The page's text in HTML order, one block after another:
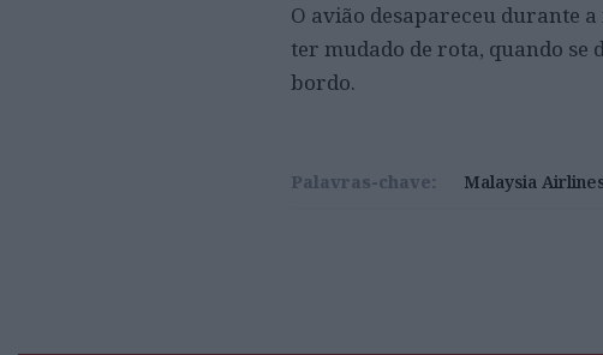
O avião desapareceu durante
ter mudado de rota, quando se
bordo.
Palavras-chave: Malaysia